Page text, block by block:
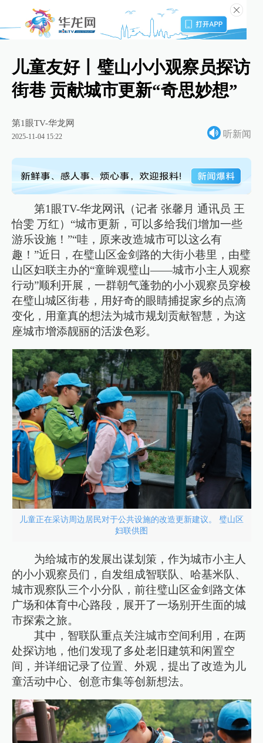
儿童友好丨璧山小小观察员探访
街巷 贡献城市更新“奇思妙想”
第1眼TV-华龙网
2025-11-04 15:22 听新闻
第1眼TV-华龙网讯（记者 张馨月 通讯员 王
怡雯 万红）“城市更新，可以多给我们增加一些
游乐设施！”“哇，原来改造城市可以这么有
趣！”近日，在璧山区金剑路的大街小巷里，由璧
山区妇联主办的“童眸观璧山——城市小主人观察
行动”顺利开展，一群朝气蓬勃的小小观察员穿梭
在璧山城区街巷，用好奇的眼睛捕捉家乡的点滴
变化，用童真的想法为城市规划贡献智慧，为这
座城市增添靓丽的活泼色彩。
儿童正在采访周边居民对于公共设施的改造更新建议。 璧山区
妇联供图
为给城市的发展出谋划策，作为城市小主人
的小小观察员们，自发组成智联队、哈基米队、
城市观察队三个小分队，前往璧山区金剑路文体
广场和体育中心路段，展开了一场别开生面的城
市探索之旅。
其中，智联队重点关注城市空间利用，在两
处探访地，他们发现了多处老旧建筑和闲置空
间，并详细记录了位置、外观，提出了改造为儿
童活动中心、创意市集等创新想法。